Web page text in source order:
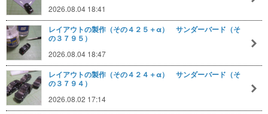
2026.08.04 18:41
レイアウトの製作（その４２５＋α） サンダーバード（そ
の３７９５）
2026.08.04 18:47
レイアウトの製作（その４２４＋α） サンダーバード（そ
の３７９４）
2026.08.02 17:14